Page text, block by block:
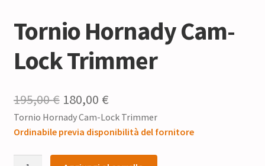
Tornio Hornady Cam-
Lock Trimmer
195,00€ Il
prezzo
originale
era:
180,00 €Il
prezzo
attuale
è:
Tornio Hornady Cam-Lock Trimmer
Ordinabile previa disponibilità del fornitore
Tornio